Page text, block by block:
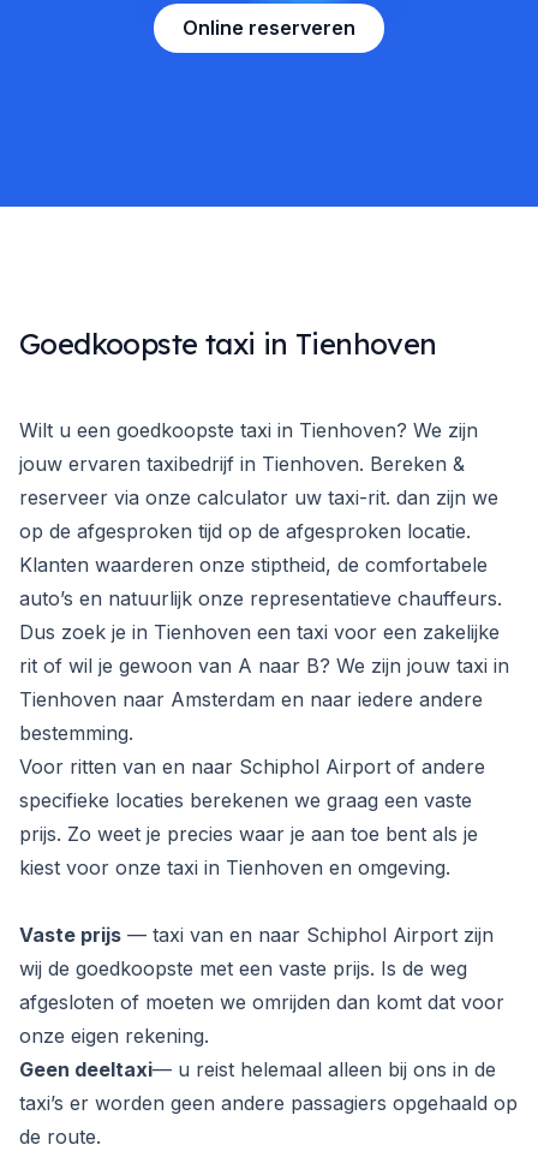
Online reserveren
Goedkoopste taxi in Tienhoven
Wilt u een goedkoopste taxi in Tienhoven? We zijn
jouw ervaren taxibedrijf in Tienhoven. Bereken &
reserveer via onze calculator uw taxi-rit. dan zijn we
op de afgesproken tijd op de afgesproken locatie.
Klanten waarderen onze stiptheid, de comfortabele
auto’s en natuurlijk onze representatieve chauffeurs.
Dus zoek je in Tienhoven een taxi voor een zakelijke
rit of wil je gewoon van A naar B? We zijn jouw taxi in
Tienhoven naar Amsterdam en naar iedere andere
bestemming.
Voor ritten van en naar Schiphol Airport of andere
specifieke locaties berekenen we graag een vaste
prijs. Zo weet je precies waar je aan toe bent als je
kiest voor onze taxi in Tienhoven en omgeving.
Vaste prijs — taxi van en naar Schiphol Airport zijn
wij de goedkoopste met een vaste prijs. Is de weg
afgesloten of moeten we omrijden dan komt dat voor
onze eigen rekening.
Geen deeltaxi— u reist helemaal alleen bij ons in de
taxi’s er worden geen andere passagiers opgehaald op
de route.